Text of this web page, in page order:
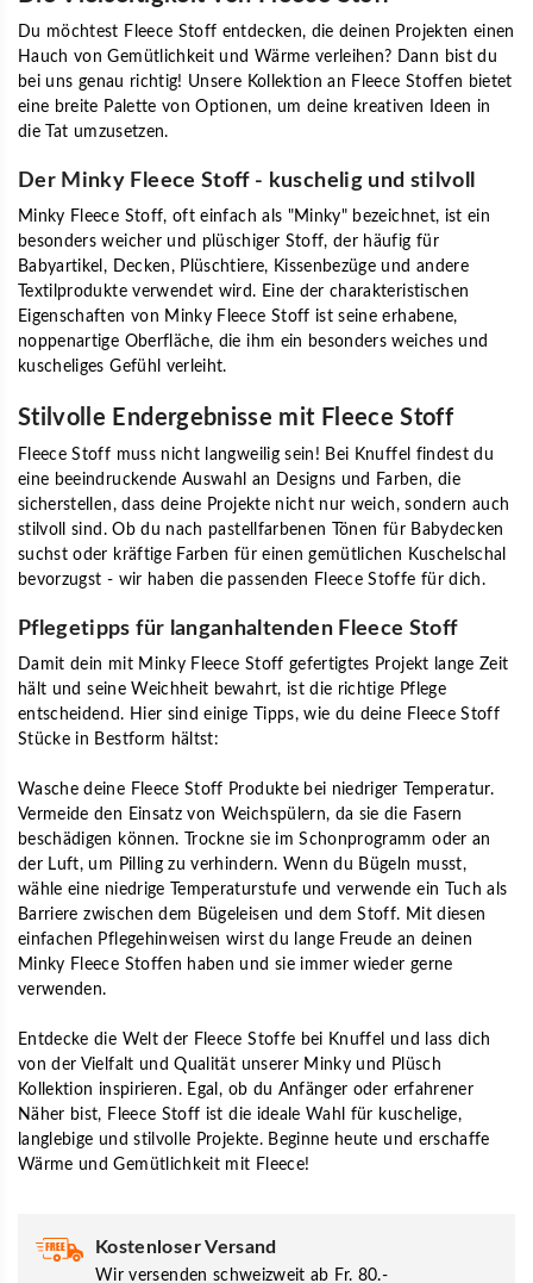
Du möchtest Fleece Stoff entdecken, die deinen Projekten einen
Hauch von Gemütlichkeit und Wärme verleihen? Dann bist du
bei uns genau richtig! Unsere Kollektion an Fleece Stoffen bietet
eine breite Palette von Optionen, um deine kreativen Ideen in
die Tat umzusetzen.
Der Minky Fleece Stoff - kuschelig und stilvoll
Minky Fleece Stoff, oft einfach als "Minky" bezeichnet, ist ein
besonders weicher und plüschiger Stoff, der häufig für
Babyartikel, Decken, Plüschtiere, Kissenbezüge und andere
Textilprodukte verwendet wird. Eine der charakteristischen
Eigenschaften von Minky Fleece Stoff ist seine erhabene,
noppenartige Oberfläche, die ihm ein besonders weiches und
kuscheliges Gefühl verleiht.
Stilvolle Endergebnisse mit Fleece Stoff
Fleece Stoff muss nicht langweilig sein! Bei Knuffel findest du
eine beeindruckende Auswahl an Designs und Farben, die
sicherstellen, dass deine Projekte nicht nur weich, sondern auch
stilvoll sind. Ob du nach pastellfarbenen Tönen für Babydecken
suchst oder kräftige Farben für einen gemütlichen Kuschelschal
bevorzugst - wir haben die passenden Fleece Stoffe für dich.
Pflegetipps für langanhaltenden Fleece Stoff
Damit dein mit Minky Fleece Stoff gefertigtes Projekt lange Zeit
hält und seine Weichheit bewahrt, ist die richtige Pflege
entscheidend. Hier sind einige Tipps, wie du deine Fleece Stoff
Stücke in Bestform hältst:
Wasche deine Fleece Stoff Produkte bei niedriger Temperatur.
Vermeide den Einsatz von Weichspülern, da sie die Fasern
beschädigen können. Trockne sie im Schonprogramm oder an
der Luft, um Pilling zu verhindern. Wenn du Bügeln musst,
wähle eine niedrige Temperaturstufe und verwende ein Tuch als
Barriere zwischen dem Bügeleisen und dem Stoff. Mit diesen
einfachen Pflegehinweisen wirst du lange Freude an deinen
Minky Fleece Stoffen haben und sie immer wieder gerne
verwenden.
Entdecke die Welt der Fleece Stoffe bei Knuffel und lass dich
von der Vielfalt und Qualität unserer Minky und Plüsch
Kollektion inspirieren. Egal, ob du Anfänger oder erfahrener
Näher bist, Fleece Stoff ist die ideale Wahl für kuschelige,
langlebige und stilvolle Projekte. Beginne heute und erschaffe
Wärme und Gemütlichkeit mit Fleece!
Kostenloser Versand
Wir versenden schweizweit ab Fr. 80.-